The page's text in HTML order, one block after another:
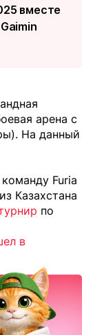
вместе
арена с
На данный
Furia
Казахстана
по
в